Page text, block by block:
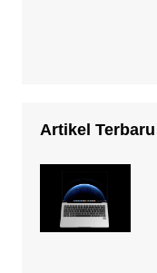
Artikel Terbaru